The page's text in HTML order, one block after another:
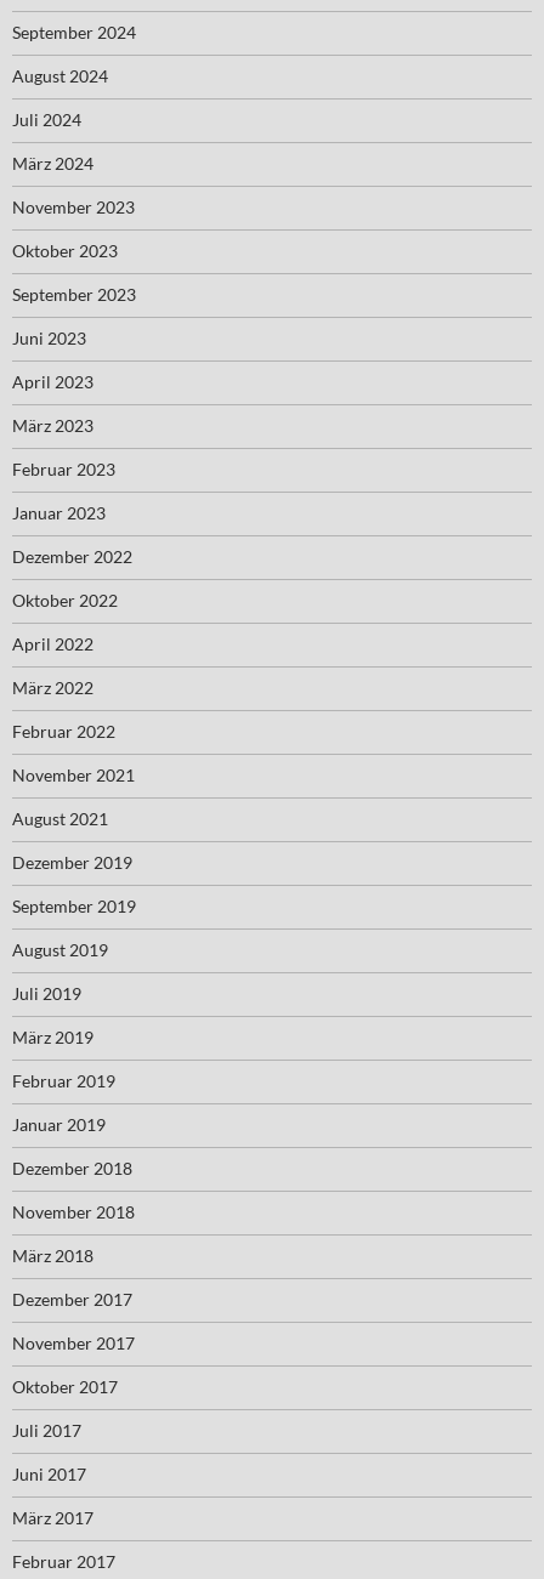
September 2024
August 2024
Juli 2024
März 2024
November 2023
Oktober 2023
September 2023
Juni 2023
April 2023
März 2023
Februar 2023
Januar 2023
Dezember 2022
Oktober 2022
April 2022
März 2022
Februar 2022
November 2021
August 2021
Dezember 2019
September 2019
August 2019
Juli 2019
März 2019
Februar 2019
Januar 2019
Dezember 2018
November 2018
März 2018
Dezember 2017
November 2017
Oktober 2017
Juli 2017
Juni 2017
März 2017
Februar 2017